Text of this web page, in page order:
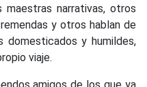
maestras narrativas, otros
y otros hablan de
domesticados y humildes,
viaje.